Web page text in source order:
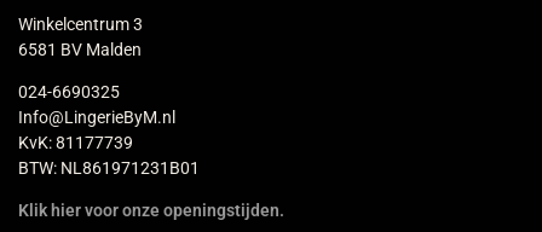
Winkelcentrum 3
6581 BV Malden
024-6690325
Info@LingerieByM.nl
KvK: 81177739
BTW: NL861971231B01
Klik hier voor onze openingstijden.